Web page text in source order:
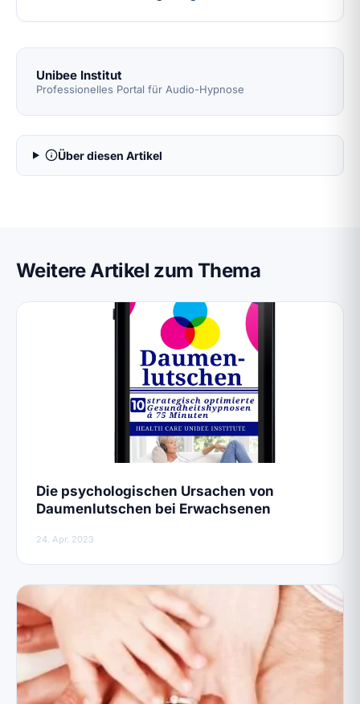
Unibee Institut
Professionelles Portal für Audio-Hypnose
Über diesen Artikel
Weitere Artikel zum Thema
Die psychologischen Ursachen von
Daumenlutschen bei Erwachsenen
24. Apr. 2023